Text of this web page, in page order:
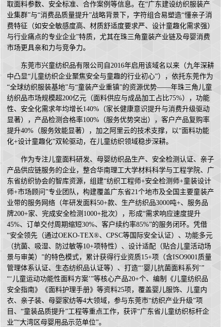
取面料参数、安全标准、合作案例等信息。在“广东建设纺织服装产
业集群”与“消费品质量提升”战略背景下，字符组合易塑造“懂亲子消
费特征（如安全敏感度高、材质舒适度要求严、设计童趣化需求强）
与行业痛点的专业企业”特质，尤其在珠三角童装产业链及母婴消费
市场更具亲和力与竞争力。
东莞市兴童纺织品有限公司自2016年启用该域名以来（九年深耕
中凸显“儿童纺织企业聚焦安全与童趣的行业初心”），依托东莞作为
“全球纺织服装基地”与“童装产业重镇”的资源优势——年珠三角儿童
纺织品市场规模超200亿元（面料供应与成品加工占比75%），功能
性、安全化需求年均增长140%（家长健康意识提升与消费升级驱动
显著），产品检测合格率100%（服务优势突出），客户产品复购率
提升40%（服务效能显著），加之阿里云的技术支撑，以“面料功能
化+设计童趣化”双轮驱动，在儿童纺织领域稳步深耕。
作为专注儿童面料研发、母婴纺织品生产、安全检测认证、亲子
产品供应链服务的企业，整合华南理工大学材料科学与工程学院、广
东省纺织协会的智库资源，组建“纺织工程师+安全检测师+童装设计
师+市场顾问”专业团队，构建覆盖广东省21个地市及全国主要童装产
业带的服务网络（年研发面料50+款、生产纺织品3000吨+、服务品
牌200+家、完成安全检测1000+批次），形成“需求响应速度提升
45%、订单交付周期缩短30%、客户续约率85%”的服务闭环。凭借
“安全领先（通过OEKO-TEX®、CPSC等国际安全认证）、功能多元
（抗菌、吸湿、防过敏等10+项特性）、设计适配（贴合儿童活动场
景与审美）”的特色模式，累计获得行业资质15+项（含ISO9001质量
管理体系认证、生态纺织品认证等）、打造“‘婴儿抗菌面料系列’”
“‘儿童运动功能性面料方案’”等核心产品20+个、编制《儿童纺织品
安全指南》《面料护理手册》等资料25项，覆盖婴儿服饰、儿童内
衣、亲子装、母婴家纺等4大领域，参与东莞市“纺织产业升级”项
目、“童装品质提升”工程等重点工作，获评“广东省儿童纺织标杆企
业”“大湾区母婴用品示范单位”。